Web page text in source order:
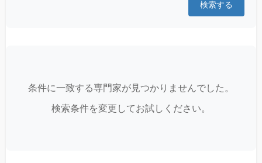
検索する
条件に一致する専門家が見つかりませんでした。
検索条件を変更してお試しください。